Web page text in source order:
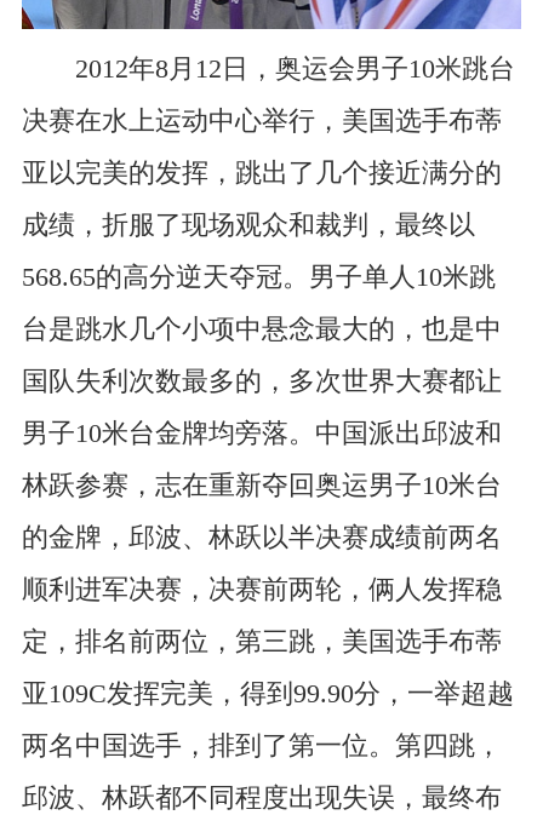
2012年8月12日，奥运会男子10米跳台
决赛在水上运动中心举行，美国选手布蒂
亚以完美的发挥，跳出了几个接近满分的
成绩，折服了现场观众和裁判，最终以
568.65的高分逆天夺冠。男子单人10米跳
台是跳水几个小项中悬念最大的，也是中
国队失利次数最多的，多次世界大赛都让
男子10米台金牌均旁落。中国派出邱波和
林跃参赛，志在重新夺回奥运男子10米台
的金牌，邱波、林跃以半决赛成绩前两名
顺利进军决赛，决赛前两轮，俩人发挥稳
定，排名前两位，第三跳，美国选手布蒂
亚109C发挥完美，得到99.90分，一举超越
两名中国选手，排到了第一位。第四跳，
邱波、林跃都不同程度出现失误，最终布